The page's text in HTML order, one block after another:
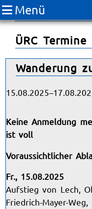
Menü
Verein
ÜRC Termine
Wanderung
Keine Anmeldung
ist voll
Voraussichtlicher
Fr., 15.08.2025
Aufstieg von Lech,
Friedrich-Mayer-